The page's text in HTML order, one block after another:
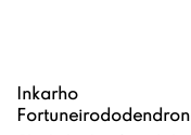
Inkarho
Fortuneirododendron